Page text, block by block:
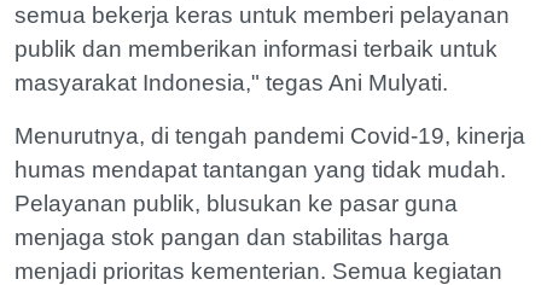
semua bekerja keras untuk memberi pelayanan
publik dan memberikan informasi terbaik untuk
masyarakat Indonesia," tegas Ani Mulyati.
Menurutnya, di tengah pandemi Covid-19, kinerja
humas mendapat tantangan yang tidak mudah.
Pelayanan publik, blusukan ke pasar guna
menjaga stok pangan dan stabilitas harga
menjadi prioritas kementerian. Semua kegiatan